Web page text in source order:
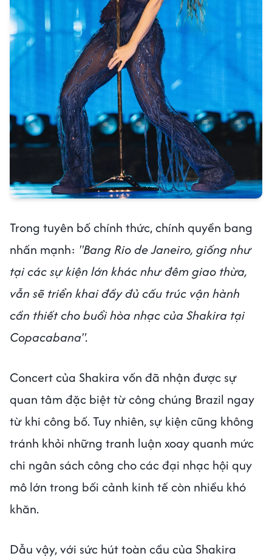
Trong tuyên bố chính thức, chính quyền bang
nhấn mạnh: "Bang Rio de Janeiro, giống như
tại các sự kiện lớn khác như đêm giao thừa,
vẫn sẽ triển khai đầy đủ cấu trúc vận hành
cần thiết cho buổi hòa nhạc của Shakira tại
Copacabana".
Concert của Shakira vốn đã nhận được sự
quan tâm đặc biệt từ công chúng Brazil ngay
từ khi công bố. Tuy nhiên, sự kiện cũng không
tránh khỏi những tranh luận xoay quanh mức
chi ngân sách công cho các đại nhạc hội quy
mô lớn trong bối cảnh kinh tế còn nhiều khó
khăn.
Dẫu vậy, với sức hút toàn cầu của Shakira